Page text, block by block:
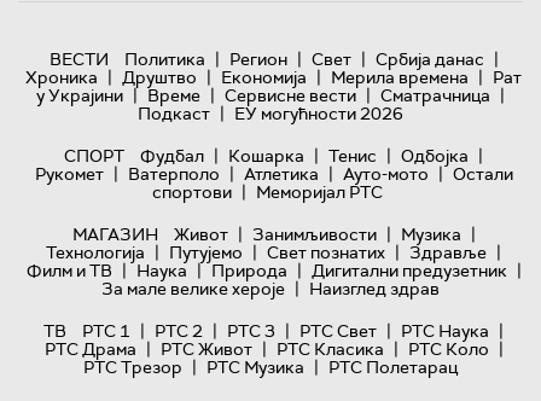
ВЕСТИ Политика | Регион | Свет | Србија данас |
Хроника | Друштво | Економија | Мерила времена | Рат
у Украјини | Време | Сервисне вести | Сматрачница |
Подкаст | ЕУ могућности 2026
СПОРТ
Фудбал | Кошарка | Тенис | Одбојка |
Рукомет | Ватерполо | Атлетика | Ауто-мото | Остали
спортови | Меморијал РТС
МАГАЗИН
Живот | Занимљивости | Музика |
Технологијa | Путујемо | Свет познатих | Здравље |
Филм и ТВ | Наука | Природа | Дигитални предузетник |
За мале велике хероје | Наизглед здрав
ТВ
РТС 1 | РТС 2 | РТС 3 | РТС Свет | РТС Наука |
РТС Драма | РТС Живот | РТС Класика | РТС Коло |
РТС Трезор | РТС Музика | РТС Полетарац